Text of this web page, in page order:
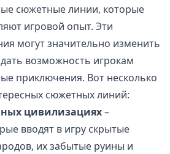
сюжетные линии, которые
игровой опыт. Эти
могут значительно изменить
возможность игрокам
приключения. Вот несколько
сюжетных линий:
цивилизациях–
вводят в игру скрытые
их забытые руины и